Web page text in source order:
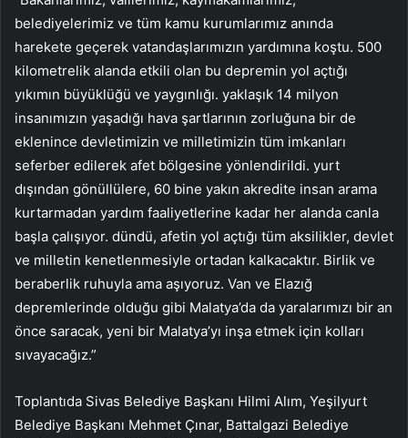
belediyelerimiz ve tüm kamu kurumlarımız anında
harekete geçerek vatandaşlarımızın yardımına koştu. 500
kilometrelik alanda etkili olan bu depremin yol açtığı
yıkımın büyüklüğü ve yaygınlığı. yaklaşık 14 milyon
insanımızın yaşadığı hava şartlarının zorluğuna bir de
eklenince devletimizin ve milletimizin tüm imkanları
seferber edilerek afet bölgesine yönlendirildi. yurt
dışından gönüllülere, 60 bine yakın akredite insan arama
kurtarmadan yardım faaliyetlerine kadar her alanda canla
başla çalışıyor. dündü, afetin yol açtığı tüm aksilikler, devlet
ve milletin kenetlenmesiyle ortadan kalkacaktır. Birlik ve
beraberlik ruhuyla ama aşıyoruz. Van ve Elazığ
depremlerinde olduğu gibi Malatya’da da yaralarımızı bir an
önce saracak, yeni bir Malatya’yı inşa etmek için kolları
sıvayacağız.”
Toplantıda Sivas Belediye Başkanı Hilmi Alım, Yeşilyurt
Belediye Başkanı Mehmet Çınar, Battalgazi Belediye